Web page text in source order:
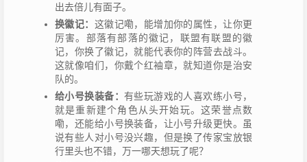
出去倍儿有面子。
换徽记： 这徽记嘞，能增加你的属性，让你更
厉害。部落有部落的徽记，联盟有联盟的徽
记，你换了徽记，就能代表你的阵营去战斗。
这就像咱们，你戴个红袖章，就知道你是治安
队的。
给小号换装备： 有些玩游戏的人喜欢练小号，
就是重新建个角色从头开始玩。这荣誉点数
嘞，还能给小号换装备，让小号升级更快。虽
说有些人对小号没兴趣，但是换了传家宝放银
行里头也不错，万一哪天想玩了呢？